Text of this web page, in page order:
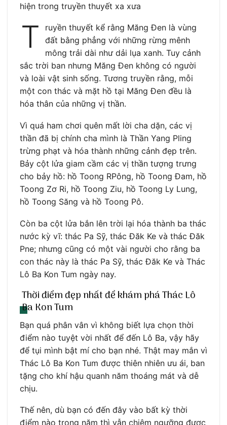
hiện trong truyền thuyết xa xưa
T
ruyền thuyết kể rằng Măng Đen là vùng
đất bằng phẳng với những rừng mênh
mông trải dài như dải lụa xanh. Tuy cảnh
sắc trời ban nhưng Măng Đen không có người
và loài vật sinh sống. Tương truyền rằng, mỗi
một con thác và mặt hồ tại Măng Đen đều là
hóa thân của những vị thần.
Vì quá ham chơi quên mất lời cha dặn, các vị
thần đã bị chính cha mình là Thần Yang Pling
trừng phạt và hóa thành những cảnh đẹp trên.
Bảy cột lửa giam cầm các vị thần tượng trưng
cho bảy hồ: hồ Toong RPông, hồ Toong Đam, hồ
Toong Zơ Ri, hồ Toong Ziu, hồ Toong Ly Lung,
hồ Toong Săng và hồ Toong Pô.
Còn ba cột lửa bắn lên trời lại hóa thành ba thác
nước kỳ vĩ: thác Pa Sỹ, thác Đăk Ke và thác Đăk
Pne; nhưng cũng có một vài người cho rằng ba
con thác này là thác Pa Sỹ, thác Đăk Ke và Thác
Lô Ba Kon Tum ngày nay.
Thời điểm đẹp nhất để khám phá Thác Lô
Ba Kon Tum
Bạn quá phân vân vì không biết lựa chọn thời
điểm nào tuyệt vời nhất để đến Lô Ba, vậy hãy
để tụi mình bật mí cho bạn nhé. Thật may mắn vì
Thác Lô Ba Kon Tum được thiên nhiên ưu ái, ban
tặng cho khí hậu quanh năm thoáng mát và dễ
chịu.
Thế nên, dù bạn có đến đây vào bất kỳ thời
điểm nào trong năm thì vẫn chiêm ngưỡng được